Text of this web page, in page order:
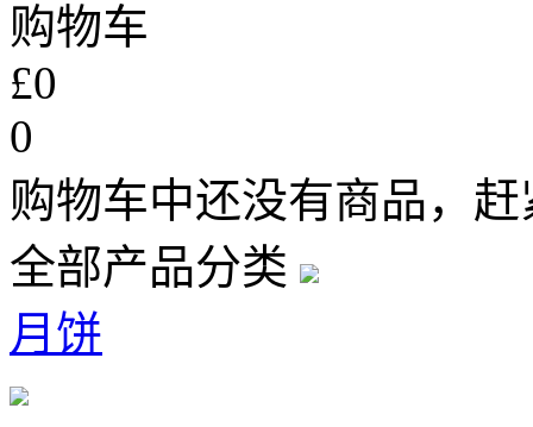
购物车
£0
0
购物车中还没有商品，
全部产品分类
月饼